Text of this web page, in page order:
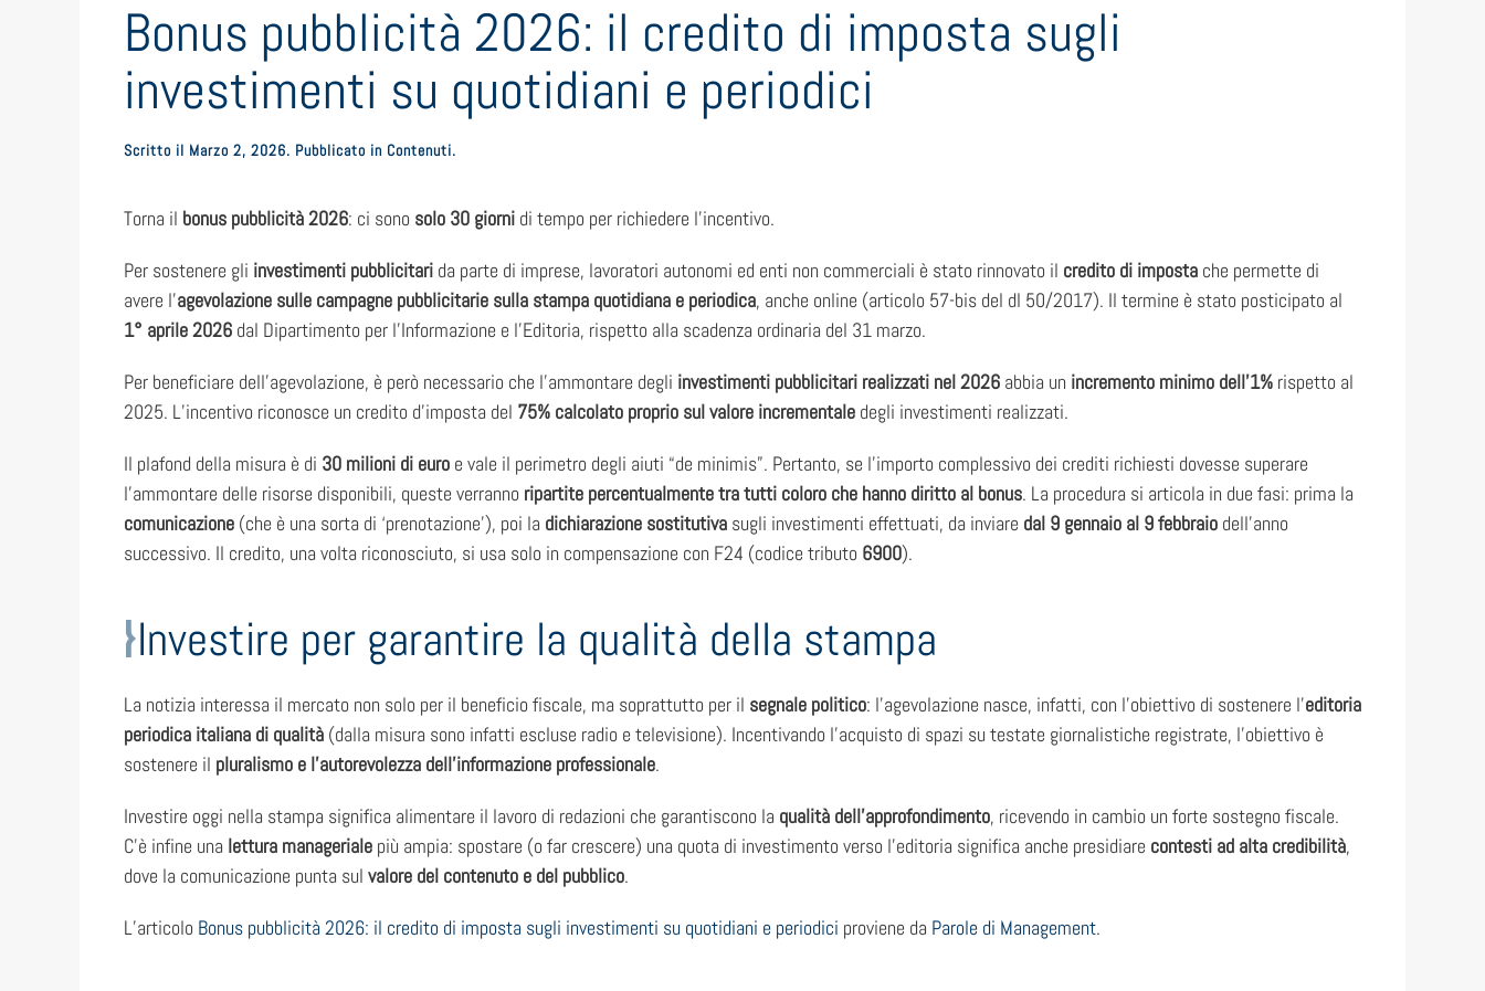
Bonus pubblicità 2026: il credito di imposta sugli
investimenti su quotidiani e periodici
Scritto il Marzo 2, 2026. Pubblicato in Contenuti.
Torna il bonus pubblicità 2026: ci sono solo 30 giorni di tempo per richiedere l’incentivo.
Per sostenere gli investimenti pubblicitari da parte di imprese, lavoratori autonomi ed enti non commerciali è stato rinnovato il credito di imposta che permette di
avere l’agevolazione sulle campagne pubblicitarie sulla stampa quotidiana e periodica, anche online (articolo 57-bis del dl 50/2017). Il termine è stato posticipato al
1° aprile 2026 dal Dipartimento per l’Informazione e l’Editoria, rispetto alla scadenza ordinaria del 31 marzo.
Per beneficiare dell’agevolazione, è però necessario che l’ammontare degli investimenti pubblicitari realizzati nel 2026 abbia un incremento minimo dell’1% rispetto al
2025. L’incentivo riconosce un credito d’imposta del 75% calcolato proprio sul valore incrementale degli investimenti realizzati.
Il plafond della misura è di 30 milioni di euro e vale il perimetro degli aiuti “de minimis”. Pertanto, se l’importo complessivo dei crediti richiesti dovesse superare
l’ammontare delle risorse disponibili, queste verranno ripartite percentualmente tra tutti coloro che hanno diritto al bonus. La procedura si articola in due fasi: prima la
comunicazione (che è una sorta di ‘prenotazione’), poi la dichiarazione sostitutiva sugli investimenti effettuati, da inviare dal 9 gennaio al 9 febbraio dell’anno
successivo. Il credito, una volta riconosciuto, si usa solo in compensazione con F24 (codice tributo 6900).
Investire per garantire la qualità della stampa
La notizia interessa il mercato non solo per il beneficio fiscale, ma soprattutto per il segnale politico: l’agevolazione nasce, infatti, con l’obiettivo di sostenere l’editoria
periodica italiana di qualità (dalla misura sono infatti escluse radio e televisione). Incentivando l’acquisto di spazi su testate giornalistiche registrate, l’obiettivo è
sostenere il pluralismo e l’autorevolezza dell’informazione professionale.
Investire oggi nella stampa significa alimentare il lavoro di redazioni che garantiscono la qualità dell’approfondimento, ricevendo in cambio un forte sostegno fiscale.
C’è infine una lettura manageriale più ampia: spostare (o far crescere) una quota di investimento verso l’editoria significa anche presidiare contesti ad alta credibilità,
dove la comunicazione punta sul valore del contenuto e del pubblico.
L’articolo Bonus pubblicità 2026: il credito di imposta sugli investimenti su quotidiani e periodici proviene da Parole di Management.